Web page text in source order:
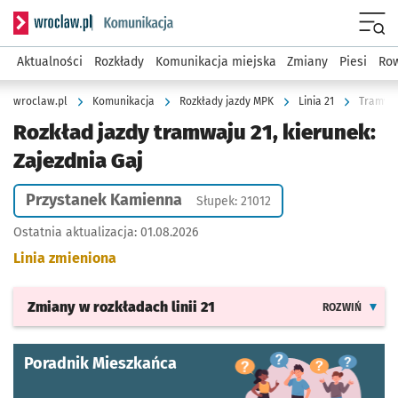
Serwis informacyjny wroclaw.pl podserwis: Komunikacja
Aktualności Rozkłady Komunikacja miejska Zmiany Piesi
wroclaw.pl Komunikacja Rozkłady jazdy MPK Linia 21
Rozkład jazdy tramwaju 21, kierunek:
Zajezdnia Gaj
Przystanek Kamienna Słupek: 21012
Ostatnia aktualizacja: 01.08.2026
Linia zmieniona
Zmiany w rozkładach linii 21 ROZWIŃ
Poradnik Mieszkańca